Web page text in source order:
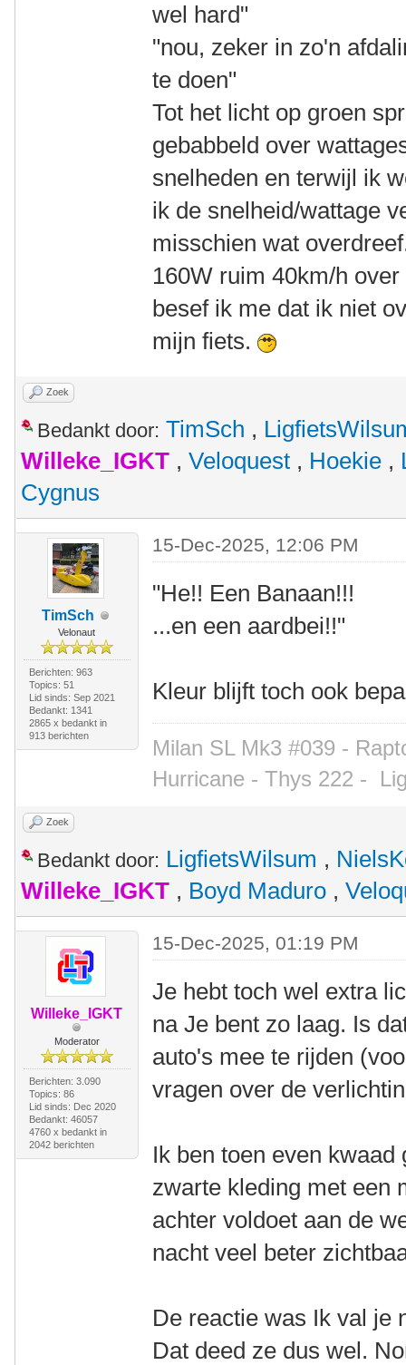
wel hard"
"nou, zeker in zo'n
te doen"
Tot het licht op groen
gebabbeld over
snelheden en terwijl ik
ik de snelheid/wattage
misschien wat
160W ruim 40km/h
besef ik me dat ik niet
mijn fiets.
Zoek
Bedankt door: TimSch ,
Willeke_IGKT , Veloquest , Hoekie ,
Cygnus
TimSch
Velonaut
Berichten: 963
Topics: 51
Lid sinds: Sep 2021
Bedankt: 1341
2865 x bedankt in
913 berichten
15-Dec-2025, 12:06 PM
"He!! Een Banaan!!!
...en een aardbei!!"
Kleur blijft toch ook
Milan SL Mk3 #039 -
Hurricane - Thys 222 -
Zoek
Bedankt door: LigfietsWilsum ,
Willeke_IGKT , Boyd Maduro ,
Willeke_IGKT
Moderator
Berichten: 3.090
Topics: 86
Lid sinds: Dec 2020
Bedankt: 46057
4760 x bedankt in
2042 berichten
15-Dec-2025, 01:19 PM
Je hebt toch wel extra
na Je bent zo laag. Is
auto's mee te rijden
vragen over de
Ik ben toen even
zwarte kleding met een
achter voldoet aan de
nacht veel beter
De reactie was Ik val je
Dat deed ze dus wel.